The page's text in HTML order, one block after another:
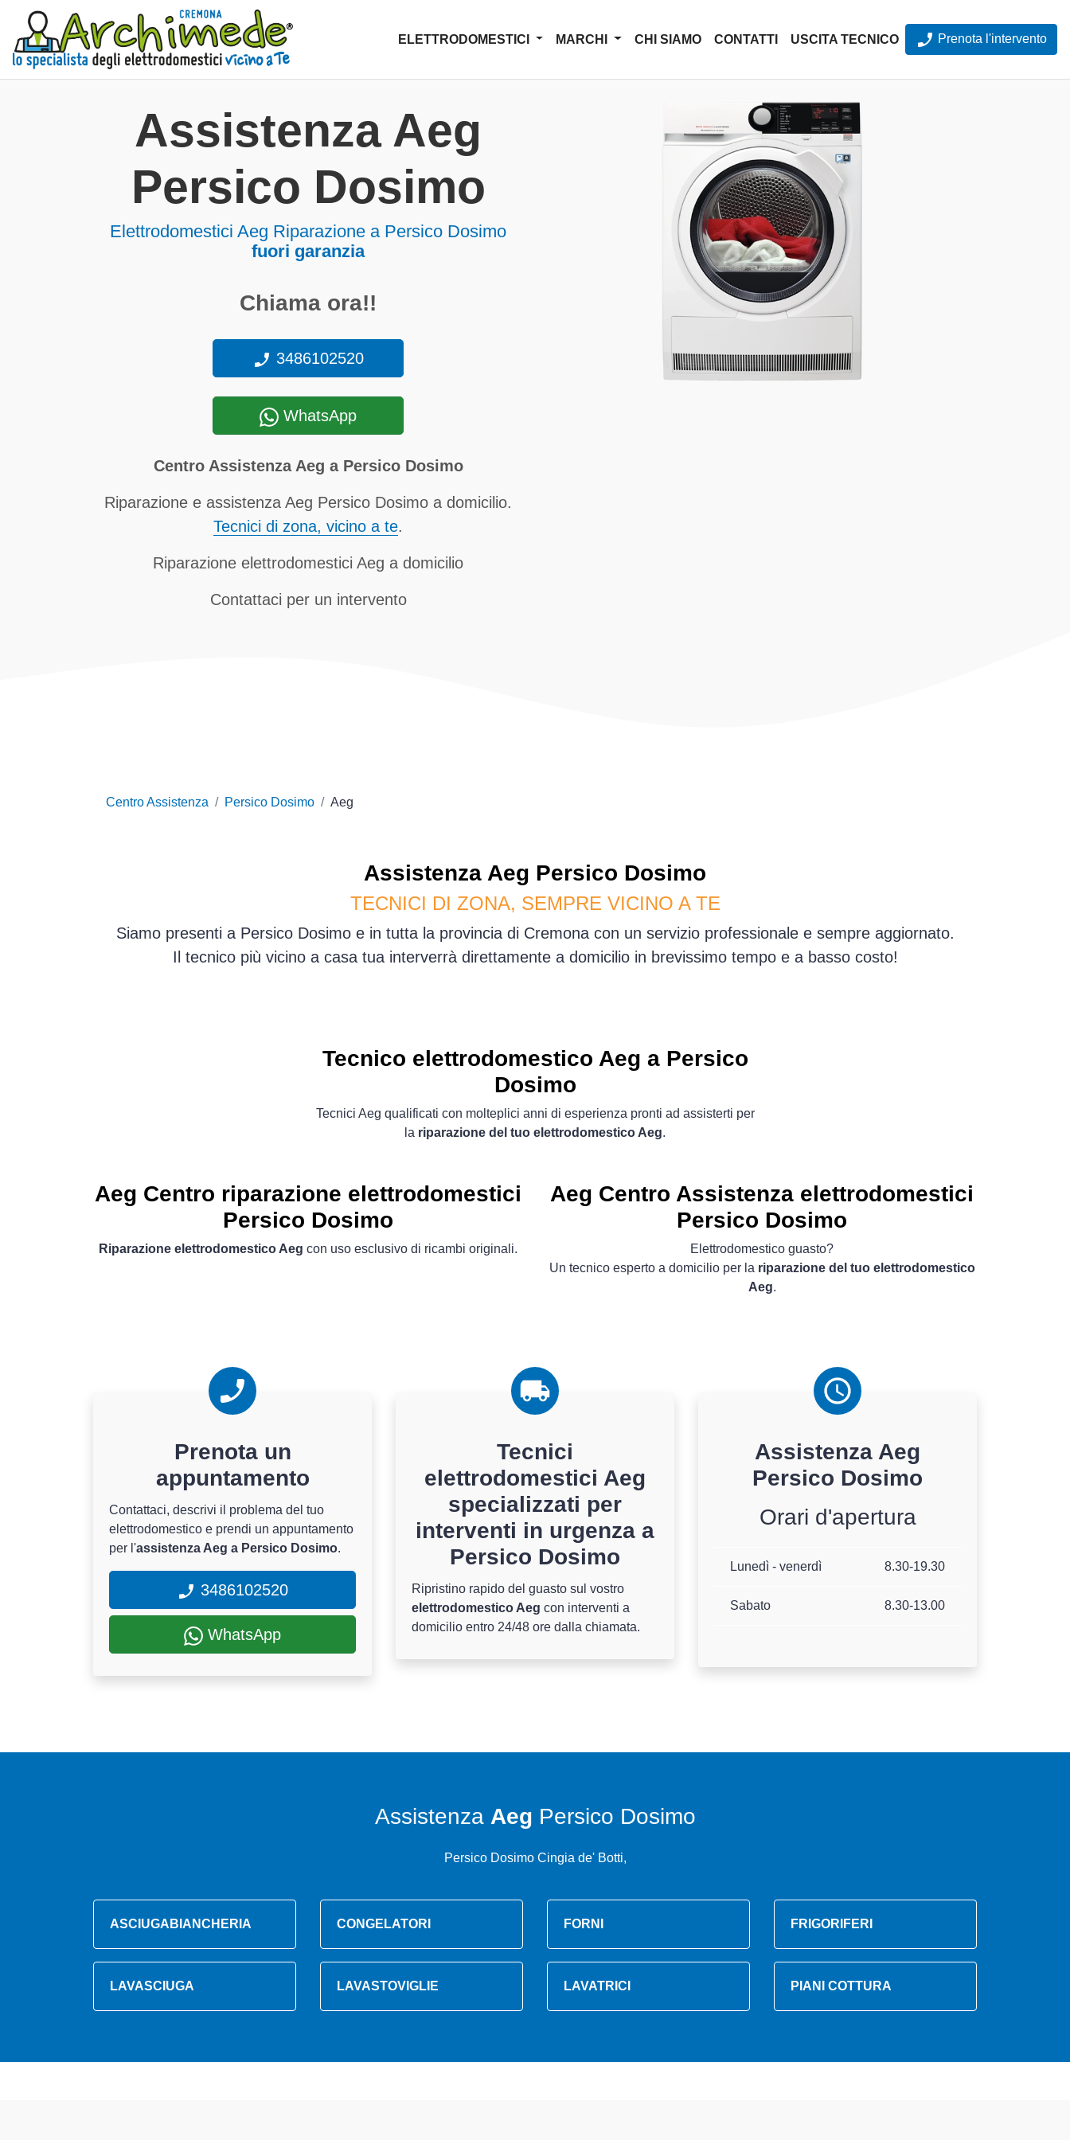
ELETTRODOMESTICI MARCHI CHI SIAMO CONTATTI USCITA TECNICO Prenota l'intervento
Assistenza Aeg
Persico Dosimo
Elettrodomestici Aeg Riparazione a Persico Dosimo
fuori garanzia
Chiama ora!!
3486102520
WhatsApp
Centro Assistenza Aeg a Persico Dosimo
Riparazione e assistenza Aeg Persico Dosimo a domicilio.
Tecnici di zona, vicino a te.
Riparazione elettrodomestici Aeg a domicilio
Contattaci per un intervento
Centro Assistenza Persico Dosimo Aeg
Assistenza Aeg Persico Dosimo
TECNICI DI ZONA, SEMPRE VICINO A TE
Siamo presenti a Persico Dosimo e in tutta la provincia di Cremona con un servizio professionale e sempre aggiornato.
Il tecnico più vicino a casa tua interverrà direttamente a domicilio in brevissimo tempo e a basso costo!
Tecnico elettrodomestico Aeg a Persico
Dosimo
Tecnici Aeg qualificati con molteplici anni di esperienza pronti ad assisterti per
la riparazione del tuo elettrodomestico Aeg.
Aeg Centro riparazione elettrodomestici
Persico Dosimo
Riparazione elettrodomestico Aeg con uso esclusivo di ricambi originali.
Aeg Centro Assistenza elettrodomestici
Persico Dosimo
Elettrodomestico guasto?
Un tecnico esperto a domicilio per la riparazione del tuo elettrodomestico
Aeg.
Prenota un
appuntamento
Contattaci, descrivi il problema del tuo
elettrodomestico e prendi un appuntamento
per l'assistenza Aeg a Persico Dosimo.
3486102520
WhatsApp
Tecnici
elettrodomestici Aeg
specializzati per
interventi in urgenza a
Persico Dosimo
Ripristino rapido del guasto sul vostro
elettrodomestico Aeg con interventi a
domicilio entro 24/48 ore dalla chiamata.
Assistenza Aeg
Persico Dosimo
Orari d'apertura
Lunedì - venerdì 8.30-19.30
Sabato 8.30-13.00
Assistenza Aeg Persico Dosimo
Persico Dosimo Cingia de' Botti,
ASCIUGABIANCHERIA CONGELATORI FORNI FRIGORIFERI
LAVASCIUGA LAVASTOVIGLIE LAVATRICI PIANI COTTURA